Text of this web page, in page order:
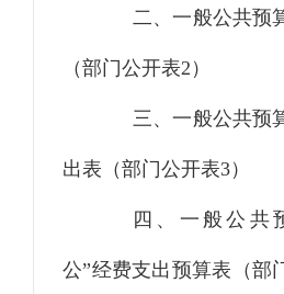
二、一般公共预
（部门公开表2）
三、一般公共预
出表（部门公开表3）
四、一般公共
公”经费支出预算表（部